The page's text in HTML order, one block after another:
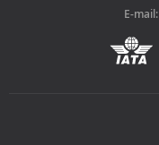
E-mail: